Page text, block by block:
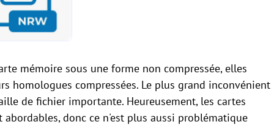
mémoire sous une forme non compressée, elles
homologues compressées. Le plus grand inconvénient
de fichier importante. Heureusement, les cartes
donc ce n'est plus aussi problématique